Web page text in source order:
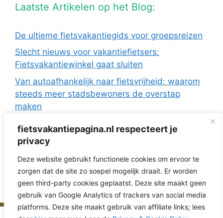
fietsvakantiepagina.nl respecteert je
privacy
Deze website gebruikt functionele cookies om ervoor te
zorgen dat de site zo soepel mogelijk draait. Er worden
geen third-party cookies geplaatst. Deze site maakt geen
gebruik van Google Analytics of trackers van social media
platforms. Deze site maakt gebruik van affiliate links; lees
Laatste Artikelen op het Blog:
De ultieme fietsvakantiegids voor groepsreizen
Slecht nieuws voor vakantiefietsers:
Fietsvakantiewinkel gaat sluiten
Van autoafhankelijk naar fietsvrijheid: waarom
steeds meer stadsbewoners de overstap
maken
De Europese fietsvakanties van ANWB Reizen
Fietsen in Frankrijk: drie regio’s die ideaal zijn
Fietsvakantie zonder te verkassen: 3 topregio’s
voor dagtochten vanuit je huisje